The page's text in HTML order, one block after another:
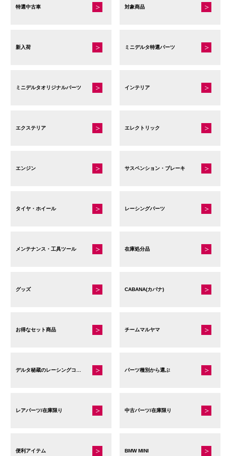
特選中古車 対象商品
新入荷 ミニデルタ特選パーツ
ミニデルタオリジナルパーツ インテリア
エクステリア エレクトリック
エンジン サスペンション・ブレーキ
タイヤ・ホイール レーシングパーツ
メンテナンス・工具ツール 在庫処分品
グッズ CABANA(カバナ)
お得なセット商品 チームマルヤマ
パーツ種別から選ぶ
レアパーツ/在庫限り 中古パーツ/在庫限り
便利アイテム BMW MINI